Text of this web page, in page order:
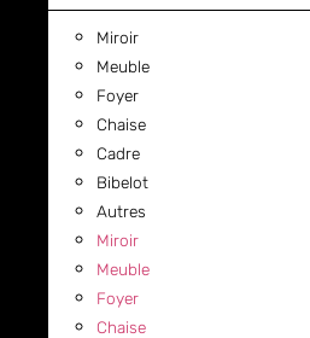
Miroir
Meuble
Foyer
Chaise
Cadre
Bibelot
Autres
Miroir
Meuble
Foyer
Chaise